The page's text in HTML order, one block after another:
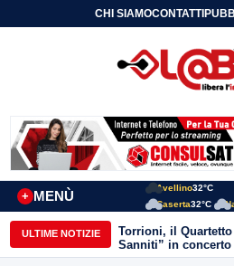
CHI SIAMOCONTATTI
MENÙ
+
Avellino32°C
Caserta32°C
ULTIME NOTIZIE
Torrioni, il
Sanniti” in
San Michele